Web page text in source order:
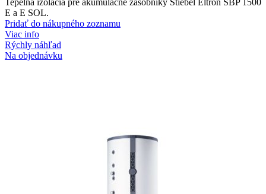
E a E SOL.
Pridať do nákupného zoznamu
Viac info
Rýchly náhľad
Na objednávku